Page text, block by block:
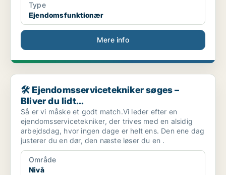
Type
Ejendomsfunktionær
Mere info
🛠️ Ejendomsservicetekniker søges – Bliver du lidt...
🛠️ Ejendomsservicetekniker søges –
Bliver du lidt...
Så er vi måske et godt match.Vi leder efter en
ejendomsservicetekniker, der trives med en alsidig
arbejdsdag, hvor ingen dage er helt ens. Den ene dag
justerer du en dør, den næste løser du en .
Område
Nivå